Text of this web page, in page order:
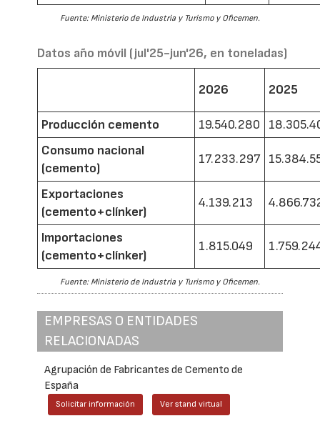
Fuente: Ministerio de Industria y Turismo y Oficemen.
Datos año móvil (jul'25-jun'26, en toneladas)
2026 2025
Producción cemento 19.540.280
Consumo nacional
(cemento)
17.233.297
Exportaciones
(cemento+clínker)
4.139.213
Importaciones
(cemento+clínker)
1.815.049
Fuente: Ministerio de Industria y Turismo y Oficemen.
EMPRESAS O ENTIDADES
RELACIONADAS
Agrupación de Fabricantes de Cemento de
España
Solicitar información Ver stand virtual